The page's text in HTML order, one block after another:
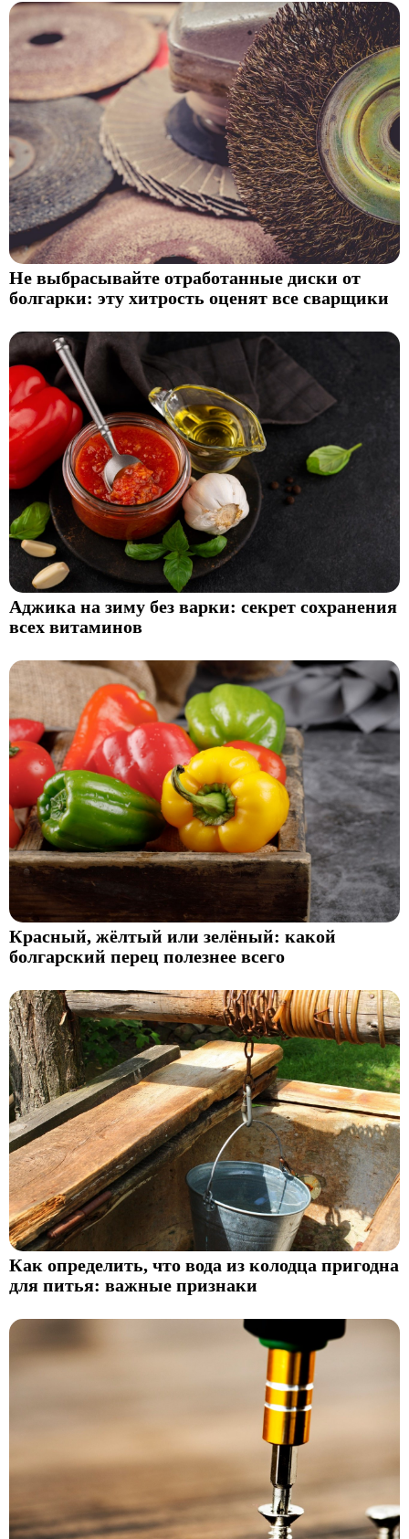
Не выбрасывайте отработанные диски от
болгарки: эту хитрость оценят все сварщики
Аджика на зиму без варки: секрет сохранения
всех витаминов
Красный, жёлтый или зелёный: какой
болгарский перец полезнее всего
Как определить, что вода из колодца пригодна
для питья: важные признаки